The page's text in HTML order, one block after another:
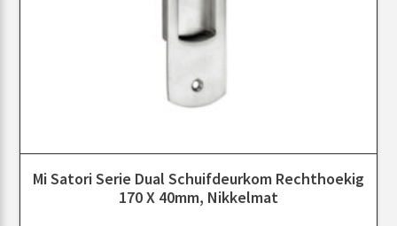
Mi Satori Serie Dual Schuifdeurkom Rechthoekig
170 X 40mm, Nikkelmat